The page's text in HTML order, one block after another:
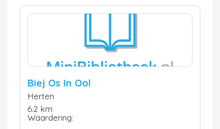
Biej Os In Ool
Herten
6.2 km
Waardering: